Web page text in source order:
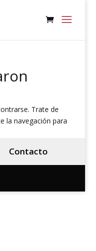
Trate de
la navegación para
Contacto